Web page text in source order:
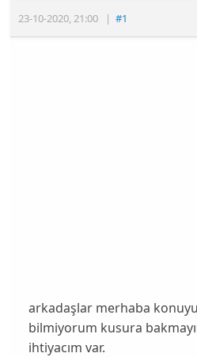
23-10-2020,21:00 |#1
arkadaşlar merhaba
bilmiyorum kusura
ihtiyacım var.